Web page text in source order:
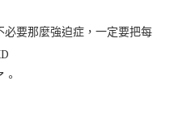
要那麼強迫症，一定要把每